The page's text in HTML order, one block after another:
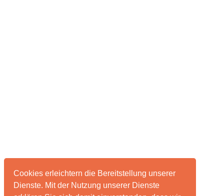
Cookies erleichtern die Bereitstellung unserer
Dienste. Mit der Nutzung unserer Dienste